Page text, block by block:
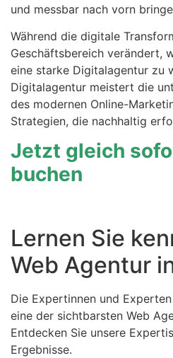
und messbar nach vorn
Während die digitale
Geschäftsbereich verändert,
eine starke Digitalagentur zu
Digitalagentur meistert die
des modernen Online-
Strategien, die nachhaltig
Jetzt gleich
buchen
Lernen Sie
Web Agentur
Die Expertinnen und
eine der sichtbarsten Web
Entdecken Sie unsere
Ergebnisse.